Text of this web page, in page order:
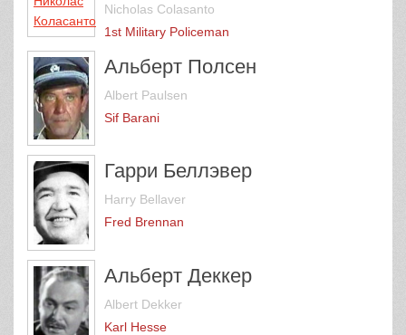
Nicholas Colasanto
1st Military Policeman
Альберт Полсен
Albert Paulsen
Sif Barani
Гарри Беллэвер
Harry Bellaver
Fred Brennan
Альберт Деккер
Albert Dekker
Karl Hesse